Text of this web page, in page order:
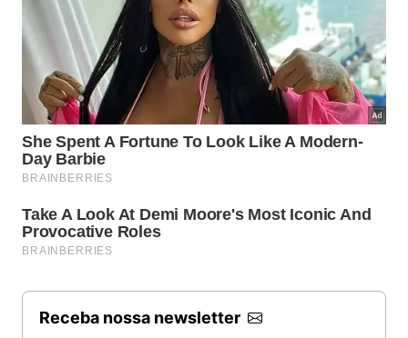
Receba nossa newsletter